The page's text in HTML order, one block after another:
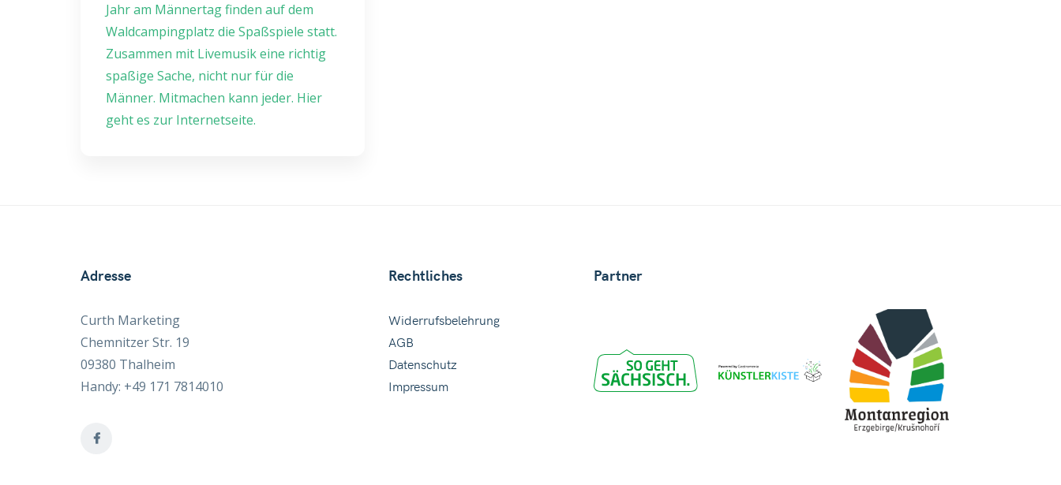
Jahr am Männertag finden auf dem
Waldcampingplatz die Spaßspiele statt.
Zusammen mit Livemusik eine richtig
spaßige Sache, nicht nur für die
Männer. Mitmachen kann jeder. Hier
geht es zur Internetseite.
Adresse
Curth Marketing
Chemnitzer Str. 19
09380 Thalheim
Handy: +49 171 7814010
Rechtliches
Widerrufsbelehrung
AGB
Datenschutz
Impressum
Partner